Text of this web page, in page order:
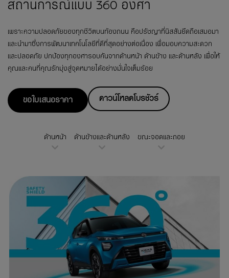
สถานการณ์แบบ 360 องศา
เพราะความปลอดภัยของทุกชีวิตบนท้องถนน คือปรัชญาที่นิสสันยึดถือเสมอมา
และนำมาซึ่งการพัฒนาเทคโนโลยีที่ดีที่สุดอย่างต่อเนื่อง เพื่อมอบความสะดวก
และปลอดภัย ปกป้องทุกองศารอบคันจากด้านหน้า ด้านข้าง และด้านหลัง เพื่อให้
คุณและคนที่คุณรักมุ่งสู่จุดหมายได้อย่างมั่นใจเต็มร้อย
ขอใบเสนอราคา ดาวน์โหลดโบรชัวร์
ด้านหน้า ด้านข้างและด้านหลัง ขณะจอดและถอย